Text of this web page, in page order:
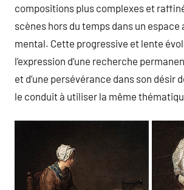
compositions plus complexes et
scènes hors du temps dans un
mental. Cette progressive et lente
l’expression d’une recherche
et d’une persévérance dans son désir
le conduit à utiliser la même